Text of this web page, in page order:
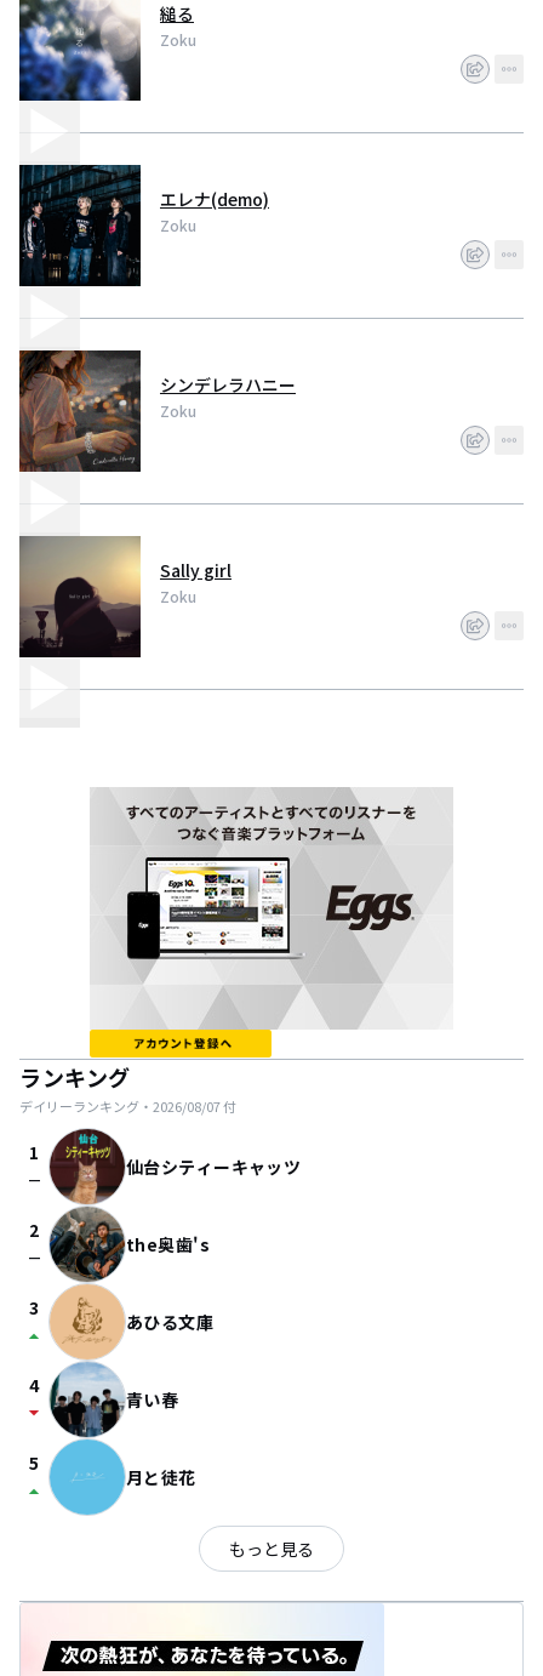
縋る
Zoku
エレナ(demo)
Zoku
シンデレラハニー
Zoku
Sally girl
Zoku
ランキング
デイリーランキング・ 2026/08/07付
1
check_indeterminate_small 仙台シティーキャッツ
2
check_indeterminate_small the奥歯's
3
arrow_drop_up あひる文庫
4
arrow_drop_down 青い春
5
arrow_drop_up 月と徒花
もっと見る